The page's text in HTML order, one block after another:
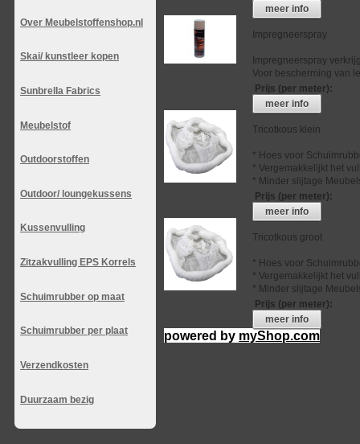
Over Meubelstoffenshop.nl
Skai/ kunstleer kopen
Sunbrella Fabrics
Meubelstof
Outdoorstoffen
Outdoor/ loungekussens
Kussenvulling
Zitzakvulling EPS Korrels
Schuimrubber op maat
Schuimrubber per plaat
Verzendkosten
Duurzaam bezig
meer info
Impregneerspray
Impregneerspray
Voor bescherming van
Prijs (per meter):
meer info
Tricotkous klein
* Hoes voor
* Vergemakkelijkt het
* Minder slijtage
Prijs (per meter):
meer info
Tricotkous groot
* Hoes voor
* Vergemakkelijkt het
* Minder slijtage
Prijs (per meter):
meer info
powered by myShop.com